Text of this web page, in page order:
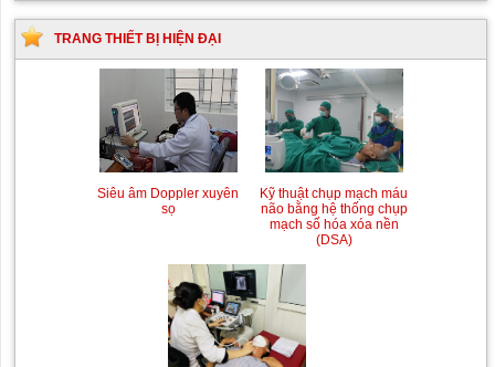
TRANG THIẾT BỊ HIỆN ĐẠI
Siêu âm Doppler xuyên
sọ
Kỹ thuật chụp mạch máu
não bằng hệ thống chụp
mạch số hóa xóa nền
(DSA)